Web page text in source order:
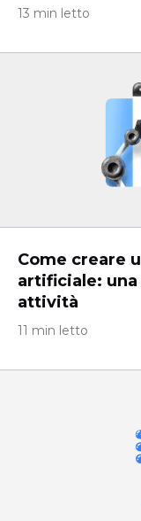
13 min letto
Come creare
artificiale:
attività
11 min letto